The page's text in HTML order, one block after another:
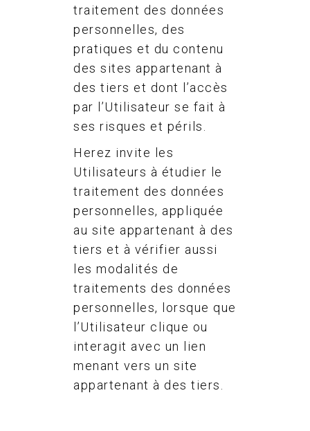
traitement des données
personnelles, des
pratiques et du contenu
des sites appartenant à
des tiers et dont l’accès
par l’Utilisateur se fait à
ses risques et périls.
Herez invite les
Utilisateurs à étudier le
traitement des données
personnelles, appliquée
au site appartenant à des
tiers et à vérifier aussi
les modalités de
traitements des données
personnelles, lorsque que
l’Utilisateur clique ou
interagit avec un lien
menant vers un site
appartenant à des tiers.